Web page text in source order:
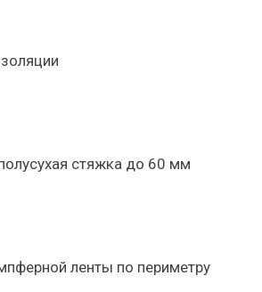
стяжка до 60 мм
ленты по периметру